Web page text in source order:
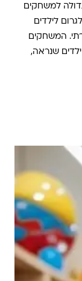
למשחקים
לילדים
המשחקים
שנראה,